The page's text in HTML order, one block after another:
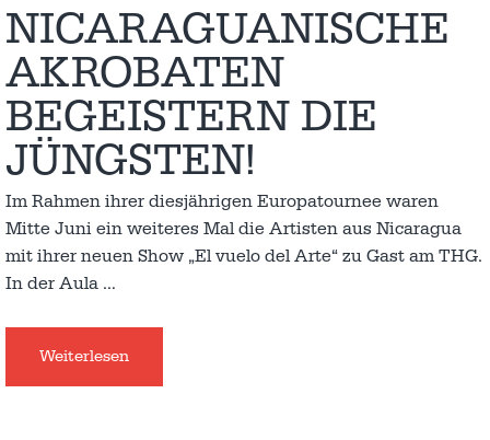
NICARAGUANISCHE
AKROBATEN
BEGEISTERN DIE
JÜNGSTEN!
Im Rahmen ihrer diesjährigen Europatournee waren
Mitte Juni ein weiteres Mal die Artisten aus Nicaragua
mit ihrer neuen Show „El vuelo del Arte“ zu Gast am THG.
In der Aula …
Weiterlesen